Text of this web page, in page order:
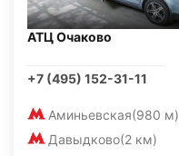
АТЦ Очаково
+7 (495) 152-31-11
Аминьевская(980 м)
Давыдково(2 км)